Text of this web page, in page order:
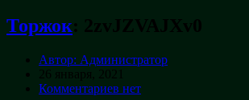
Торжок: 2zvJZVAJXv0
Автор: Администратор
26 января, 2021
Комментариев нет